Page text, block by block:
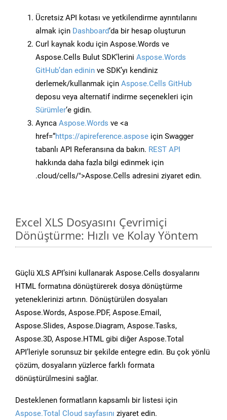
Ücretsiz API kotası ve yetkilendirme ayrıntılarını
almak için Dashboard‘da bir hesap oluşturun
Curl kaynak kodu için Aspose.Words ve
Aspose.Cells Bulut SDK’lerini Aspose.Words
GitHub’dan edinin ve SDK’yı kendiniz
derlemek/kullanmak için Aspose.Cells GitHub
deposu veya alternatif indirme seçenekleri için
Sürümler‘e gidin.
Ayrıca Aspose.Words ve <a
href=“https://apireference.aspose için Swagger
tabanlı API Referansına da bakın. REST API
hakkında daha fazla bilgi edinmek için
.cloud/cells/">Aspose.Cells adresini ziyaret edin.
Excel XLS Dosyasını Çevrimiçi
Dönüştürme: Hızlı ve Kolay Yöntem
Güçlü XLS API’sini kullanarak Aspose.Cells dosyalarını
HTML formatına dönüştürerek dosya dönüştürme
yeteneklerinizi artırın. Dönüştürülen dosyaları
Aspose.Words, Aspose.PDF, Aspose.Email,
Aspose.Slides, Aspose.Diagram, Aspose.Tasks,
Aspose.3D, Aspose.HTML gibi diğer Aspose.Total
API’leriyle sorunsuz bir şekilde entegre edin. Bu çok yönlü
çözüm, dosyaların yüzlerce farklı formata
dönüştürülmesini sağlar.
Desteklenen formatların kapsamlı bir listesi için
Aspose.Total Cloud sayfasını ziyaret edin.